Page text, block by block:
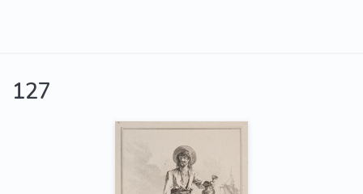
127